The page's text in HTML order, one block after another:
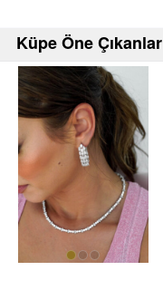
Küpe Öne Çıkanlar